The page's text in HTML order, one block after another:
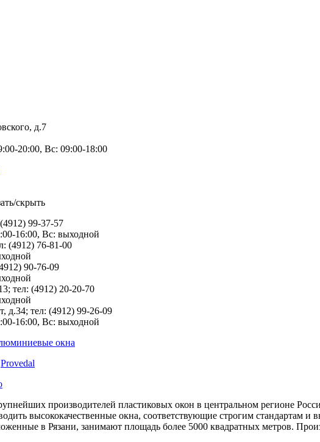
д.7
20:00, Вс: 09:00-18:00
скрыть
99-37-57
16:00, Вс: выходной
(4912) 76-81-00
90-76-09
тел: (4912) 20-20-70
д.34; тел: (4912) 99-26-09
16:00, Вс: выходной
окна
Provedal
производителей пластиковых окон в центральном регионе
высококачественные окна, соответствующие строгим стандартам
в Рязани, занимают площадь более 5000 квадратных метров.